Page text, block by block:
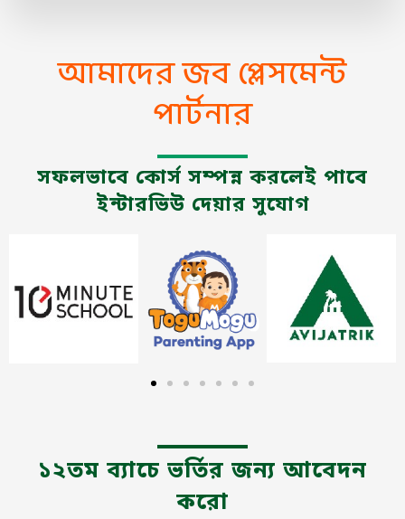
আমাদের জব প্লেসমেন্ট
পার্টনার
সফলভাবে কোর্স সম্পন্ন করলেই পাবে
ইন্টারভিউ দেয়ার সুযোগ
১২তম ব্যাচে ভর্তির জন্য আবেদন
করো